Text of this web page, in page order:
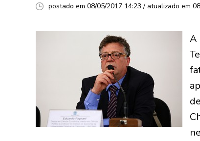
postado em 08/05/2017 14:23 / atualizado em
A